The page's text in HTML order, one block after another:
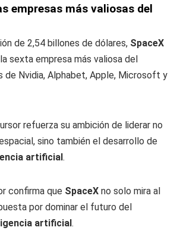
empresas más valiosas del
de 2,54 billones de dólares, SpaceX
sexta empresa más valiosa del
de Nvidia, Alphabet, Apple, Microsoft y
refuerza su ambición de liderar no
sino también el desarrollo de
artificial.
confirma que SpaceX no solo mira al
por dominar el futuro del
artificial.